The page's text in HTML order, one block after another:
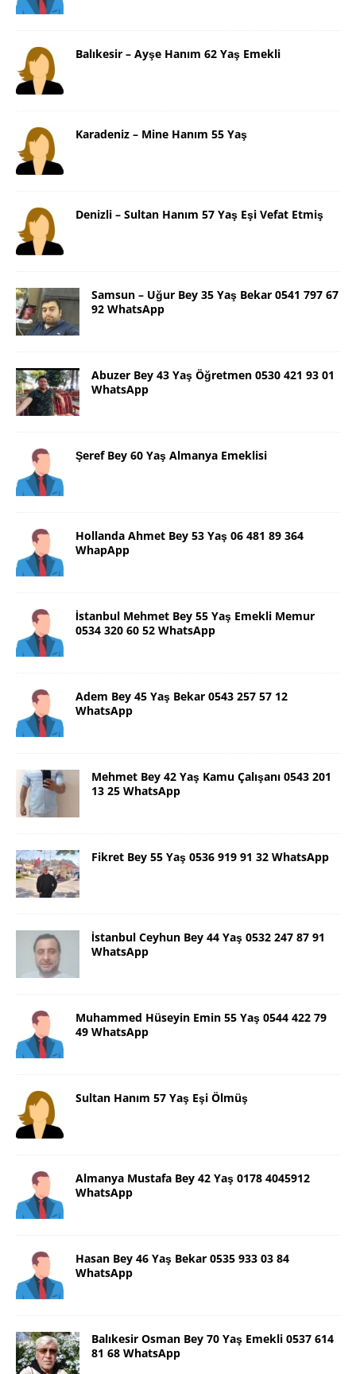
Balıkesir – Ayşe Hanım 62 Yaş Emekli
Karadeniz – Mine Hanım 55 Yaş
Denizli – Sultan Hanım 57 Yaş Eşi Vefat Etmiş
Samsun – Uğur Bey 35 Yaş Bekar 0541 797 67
92 WhatsApp
Abuzer Bey 43 Yaş Öğretmen 0530 421 93 01
WhatsApp
Şeref Bey 60 Yaş Almanya Emeklisi
Hollanda Ahmet Bey 53 Yaş 06 481 89 364
WhapApp
İstanbul Mehmet Bey 55 Yaş Emekli Memur
0534 320 60 52 WhatsApp
Adem Bey 45 Yaş Bekar 0543 257 57 12
WhatsApp
Mehmet Bey 42 Yaş Kamu Çalışanı 0543 201
13 25 WhatsApp
Fikret Bey 55 Yaş 0536 919 91 32 WhatsApp
İstanbul Ceyhun Bey 44 Yaş 0532 247 87 91
WhatsApp
Muhammed Hüseyin Emin 55 Yaş 0544 422 79
49 WhatsApp
Sultan Hanım 57 Yaş Eşi Ölmüş
Almanya Mustafa Bey 42 Yaş 0178 4045912
WhatsApp
Hasan Bey 46 Yaş Bekar 0535 933 03 84
WhatsApp
Balıkesir Osman Bey 70 Yaş Emekli 0537 614
81 68 WhatsApp